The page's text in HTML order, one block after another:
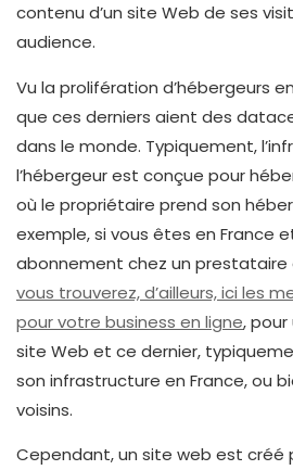
contenu d’un site Web de ses
audience.
Vu la prolifération d’hébergeurs
que ces derniers aient des
dans le monde. Typiquement,
l’hébergeur est conçue pour
où le propriétaire prend son
exemple, si vous êtes en France
abonnement chez un prestataire
vous trouverez, d’ailleurs, ici les
pour votre business en ligne,
site Web et ce dernier,
son infrastructure en France, ou
voisins.
Cependant, un site web est créé